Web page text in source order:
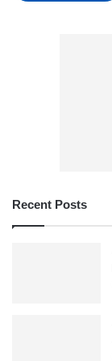
Recent Posts